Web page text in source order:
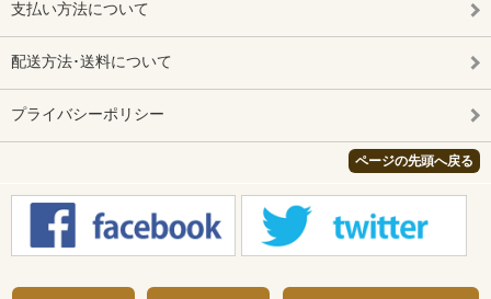
支払い方法について
配送方法･送料について
プライバシーポリシー
ページの先頭へ戻る